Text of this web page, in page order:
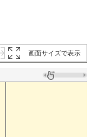
画面サイズで表示